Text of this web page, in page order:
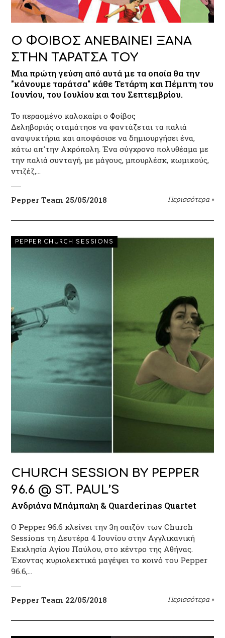
Ο ΦΟΙΒΟΣ ΑΝΕΒΑΙΝΕΙ ΞΑΝΑ
ΣΤΗΝ ΤΑΡΑΤΣΑ ΤΟΥ
Μια πρώτη γεύση από αυτά με τα οποία θα την
"κάνουμε ταράτσα" κάθε Τετάρτη και Πέμπτη του
Ιουνίου, του Ιουλίου και του Σεπτεμβρίου.
Το περασμένο καλοκαίρι ο Φοίβος
Δεληβοριάς σταμάτησε να φαντάζεται τα παλιά
αναψυκτήρια και αποφάσισε να δημιουργήσει ένα,
κάτω απ'την Ακρόπολη. Ένα σύγχρονο πολυθέαμα με
την παλιά συνταγή, με μάγους, μπουρλέσκ, κωμικούς,
ντιζέζ,…
Pepper Team 25/05/2018 Περισσότερα »
PEPPER CHURCH SESSIONS
CHURCH SESSION BY PEPPER
96.6 @ ST. PAUL’S
Ανδριάνα Μπάμπαλη & Quarderinas Quartet
Ο Pepper 96.6 κλείνει την 3η σαιζόν των Church
Sessions τη Δευτέρα 4 Ιουνίου στην Αγγλικανική
Εκκλησία Αγίου Παύλου, στο κέντρο της Αθήνας.
Έχοντας κυριολεκτικά μαγέψει το κοινό του Pepper
96.6,…
Pepper Team 22/05/2018 Περισσότερα »